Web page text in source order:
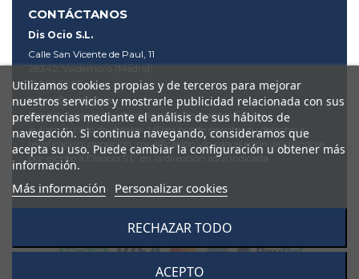
CONTÁCTANOS
Dis Ocio S.L.
Calle San Vicente de Paul, 11
28342, Valdemoro (Madrid)
91 895 53 95
tienda@videodis.es
Sus datos pasarán a formar parte de nuestro fichero
automatizado de clientes. USted puede ejercitar su derecho a
rectificación, oposición, modificación y/o cancelación dirigiéndose
por escrito a Disocio S.L. en la dirección aquí indicada
Utilizamos cookies propias y de terceros para mejorar
nuestros servicios y mostrarle publicidad relacionada con sus
preferencias mediante el análisis de sus hábitos de
navegación. Si continua navegando, consideramos que
acepta su uso. Puede cambiar la configuración u obtener más
información.
Más información Personalizar cookies
RECHAZAR TODO
ACEPTO